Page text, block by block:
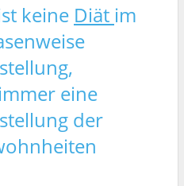
keine Diät im
eine
der